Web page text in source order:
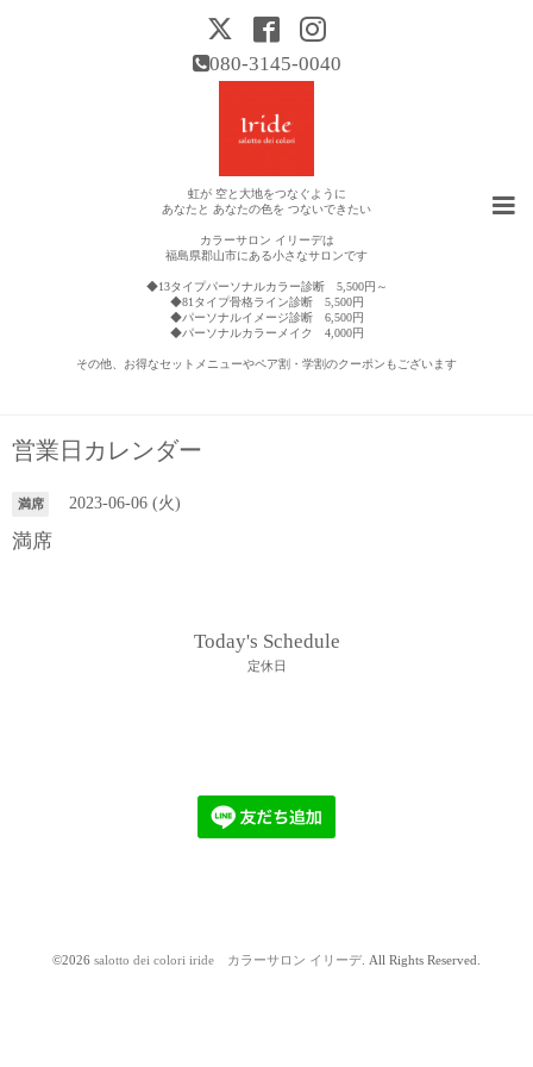
080-3145-0040
虹が 空と大地をつなぐように
あなたと あなたの色を つないできたい
カラーサロン イリーデは
福島県郡山市にある小さなサロンです
◆13タイプパーソナルカラー診断 5,500円～
◆81タイプ骨格ライン診断 5,500円
◆パーソナルイメージ診断 6,500円
◆パーソナルカラーメイク 4,000円
その他、お得なセットメニューやペア割・学割のクーポンもございます
営業日カレンダー
満席 2023-06-06 (火)
満席
Today's Schedule
定休日
©2026 salotto dei colori iride カラーサロン イリーデ. All Rights Reserved.